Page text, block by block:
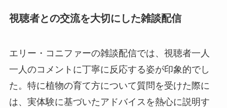
視聴者との交流を大切にした雑談配信
エリー・コニファーの雑談配信では、視聴者一人
一人のコメントに丁寧に反応する姿が印象的でし
た。特に植物の育て方について質問を受けた際に
は、実体験に基づいたアドバイスを熱心に説明す